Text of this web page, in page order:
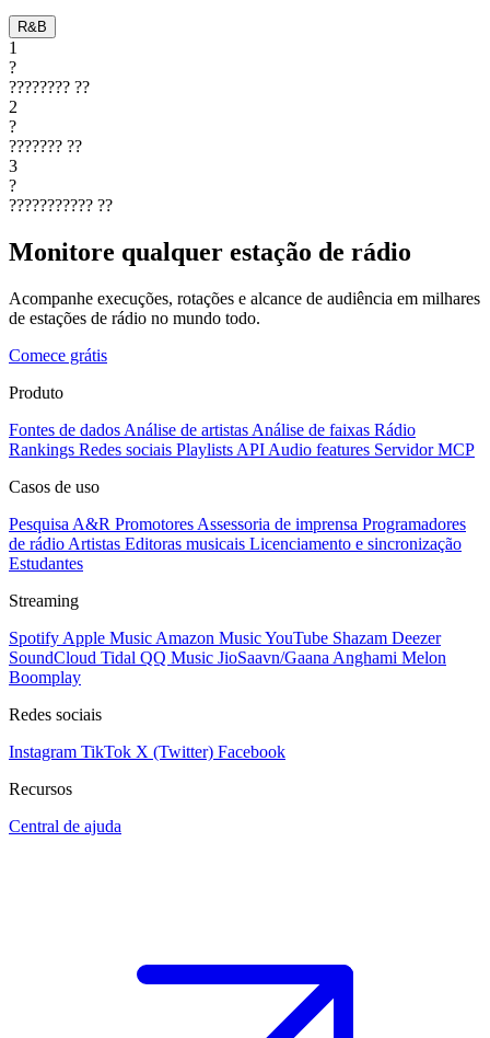
R&B
1
?
???????? ??
2
?
??????? ??
3
?
??????????? ??
Monitore qualquer estação de rádio
Acompanhe execuções, rotações e alcance de audiência em milhares
de estações de rádio no mundo todo.
Comece grátis
Produto
Fontes de dados Análise de artistas Análise de faixas Rádio
Rankings Redes sociais Playlists API Audio features Servidor MCP
Casos de uso
Pesquisa A&R Promotores Assessoria de imprensa Programadores
de rádio Artistas Editoras musicais Licenciamento e sincronização
Estudantes
Streaming
Spotify Apple Music Amazon MusicYouTube Shazam Deezer
SoundCloud Tidal QQ Music JioSaavn/Gaana Anghami Melon
Boomplay
Redes sociais
Instagram TikTok X (Twitter) Facebook
Recursos
Central de ajuda